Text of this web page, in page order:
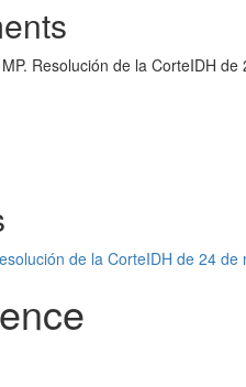
Resolución de la CorteIDH
de la CorteIDH de 24